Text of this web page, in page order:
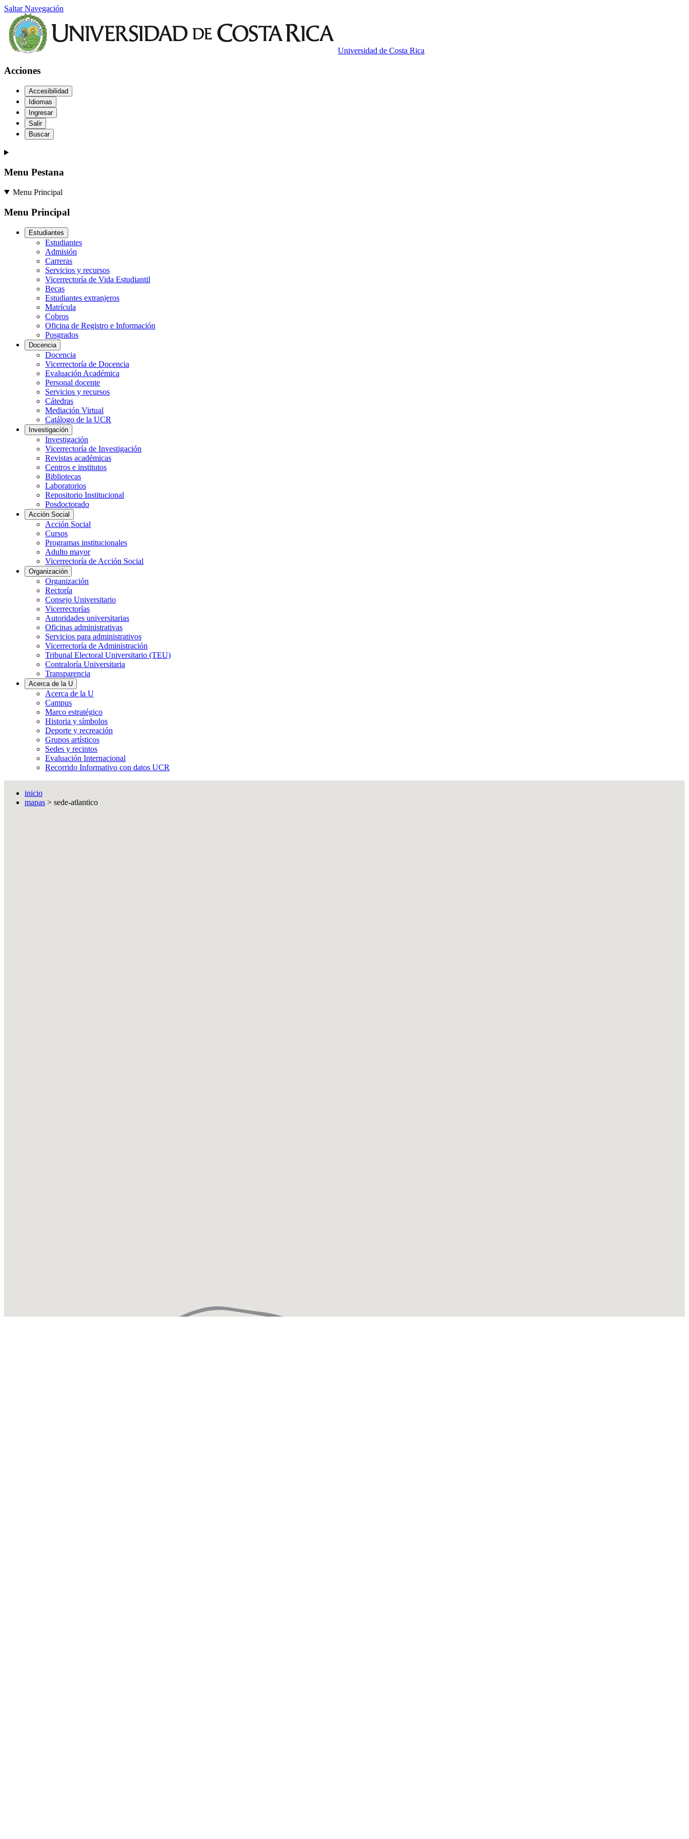
Saltar Navegación
Universidad de Costa Rica
Acciones
Accesibilidad
Idiomas
Ingresar
Salir
Buscar
Menu Pestana
Menu Principal
Menu Principal
Estudiantes
Estudiantes
Admisión
Carreras
Servicios y recursos
Vicerrectoría de Vida Estudiantil
Becas
Estudiantes extranjeros
Matrícula
Cobros
Oficina de Registro e Información
Posgrados
Docencia
Docencia
Vicerrectoría de Docencia
Evaluación Académica
Personal docente
Servicios y recursos
Cátedras
Mediación Virtual
Catálogo de la UCR
Investigación
Investigación
Vicerrectoría de Investigación
Revistas académicas
Centros e institutos
Bibliotecas
Laboratorios
Repositorio Institucional
Posdoctorado
Acción Social
Acción Social
Cursos
Programas institucionales
Adulto mayor
Vicerrectoría de Acción Social
Organización
Organización
Rectoría
Consejo Universitario
Vicerrectorías
Autoridades universitarias
Oficinas administrativas
Servicios para administrativos
Vicerrectoría de Administración
Tribunal Electoral Universitario (TEU)
Contraloría Universitaria
Transparencia
Acerca de la U
Acerca de la U
Campus
Marco estratégico
Historia y símbolos
Deporte y recreación
Grupos artísticos
Sedes y recintos
Evaluación Internacional
Recorrido Informativo con datos UCR
inicio
mapas > sede-atlantico